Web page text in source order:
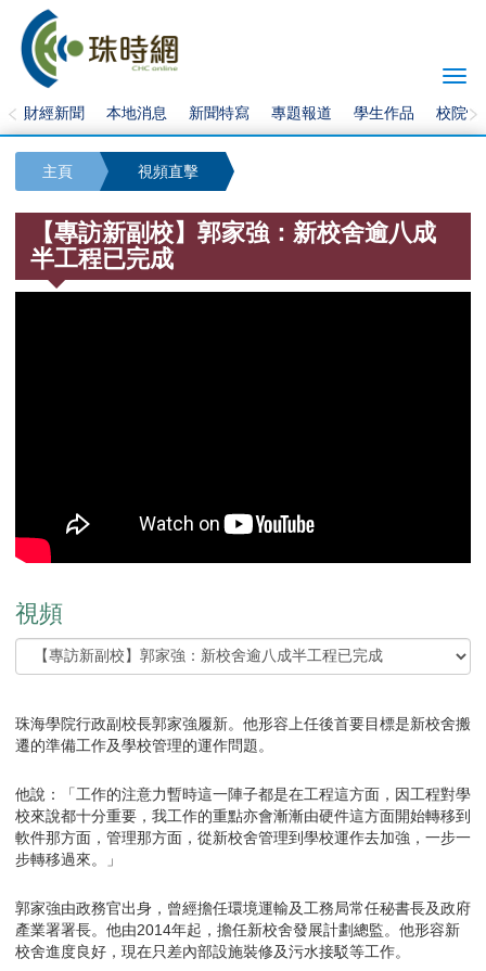
財經新聞 本地消息 新聞特寫 專題報道 學生作品 校院快
主頁 視頻直擊
【專訪新副校】郭家強：新校舍逾八成
半工程已完成
視頻
珠海學院行政副校長郭家強履新。他形容上任後首要目標是新校舍搬
遷的準備工作及學校管理的運作問題。
他說：「工作的注意力暫時這一陣子都是在工程這方面，因工程對學
校來說都十分重要，我工作的重點亦會漸漸由硬件這方面開始轉移到
軟件那方面，管理那方面，從新校舍管理到學校運作去加強，一步一
步轉移過來。」
郭家強由政務官出身，曾經擔任環境運輸及工務局常任秘書長及政府
產業署署長。他由2014年起，擔任新校舍發展計劃總監。他形容新
校舍進度良好，現在只差內部設施裝修及污水接駁等工作。